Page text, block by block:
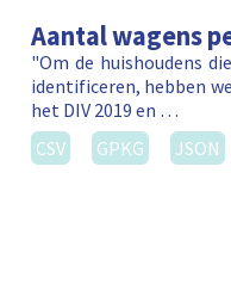
Aantal wagens
"Om de huishoudens
identificeren, hebben
het DIV 2019 en …
CSV
GPKG JSON